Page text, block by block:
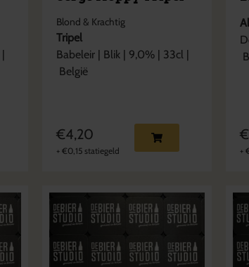
Blond & Krachtig
Tripel
Babeleir
Blik 9,0% | 33cl
België
€4,20
+€0,15 statiegeld
€
+